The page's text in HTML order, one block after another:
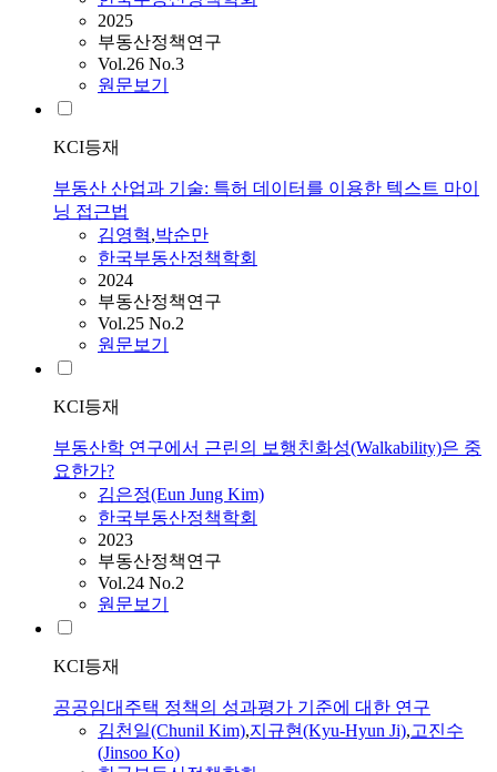
2025
부동산정책연구
Vol.26 No.3
원문보기
KCI등재
부동산 산업과 기술: 특허 데이터를 이용한 텍스트 마이
닝 접근법
김영혁,박순만
한국부동산정책학회
2024
부동산정책연구
Vol.25 No.2
원문보기
KCI등재
부동산학 연구에서 근린의 보행친화성(Walkability)은 중
요한가?
김은정(Eun Jung Kim)
한국부동산정책학회
2023
부동산정책연구
Vol.24 No.2
원문보기
KCI등재
공공임대주택 정책의 성과평가 기준에 대한 연구
김천일(Chunil Kim),지규현(Kyu-Hyun Ji),고진수
(Jinsoo Ko)